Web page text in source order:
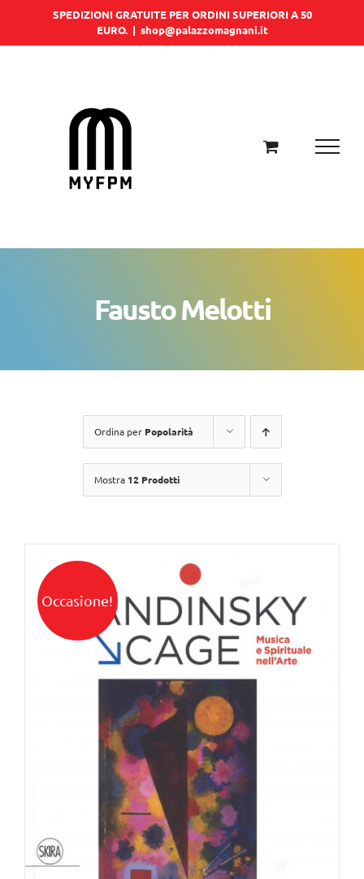
SPEDIZIONI GRATUITE PER ORDINI SUPERIORI A 50
EURO. | shop@palazzomagnani.it
Fausto Melotti
Ordina per Popolarità
Mostra 12 Prodotti
Occasione!